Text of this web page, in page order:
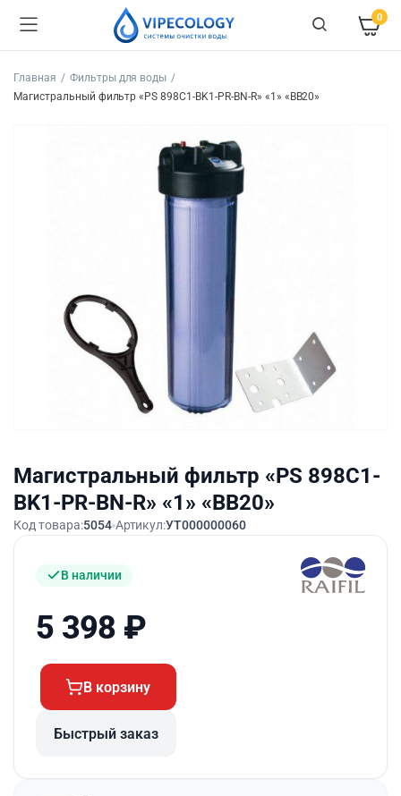
0
Главная
Фильтры для воды
Магистральный фильтр «PS 898C1-BK1-PR-BN-R» «1» «BB20»
Магистральный фильтр «PS 898C1-
BK1-PR-BN-R» «1» «BB20»
Код товара:5054 Артикул:УТ000000060
В наличии
5 398 ₽
В корзину
Быстрый заказ